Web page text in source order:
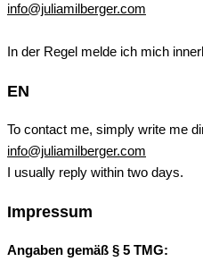
info@juliamilberger.com
In der Regel melde ich mich
EN
To contact me, simply write me
info@juliamilberger.com
I usually reply within two days.
Impressum
Angaben gemäß § 5 TMG: